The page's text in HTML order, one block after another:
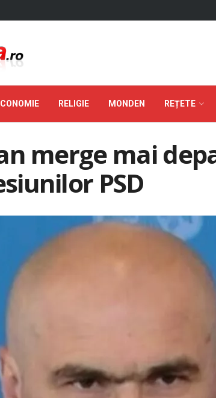
RELIGIE MONDEN REȚETE
merge mai
PSD